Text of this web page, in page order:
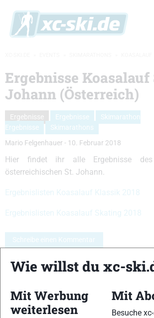
Ergebnisse Koasalauf
Johann (Österreich)
Ergebnisse Ergebnisse
Skimarathon
Ergebnisse
Skimarathons
Mario Felgenhauer - 10. Februar 2018
Hier findet ihr alle Ergebnisse
österreichischen St. Johann.
Ergebnislisten Koasalauf Klassik 2018
Ergebnislisten Koasalauf Skating 2018
Schreibe einen Kommentar
xc-ski.de ist DAS deutschsprachige
Kombination, einer Loipendatenbank,
und allem was du sonst noch über deine
Wie willst du xc-
Mit Werbung
weiterlesen
Mit
Besuche